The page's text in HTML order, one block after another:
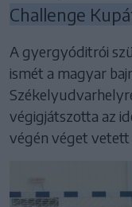
Challenge
A gyergyóditrói
ismét a magyar
végigjátszotta az
végén véget